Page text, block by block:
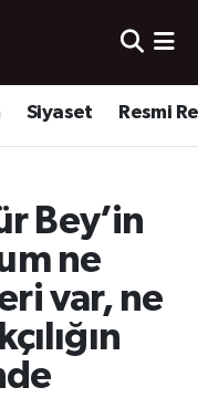
Siyaset Resmi
Bey’in
ne
var, ne
Fikstür